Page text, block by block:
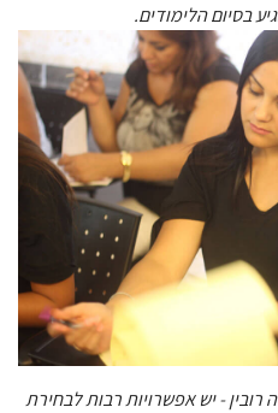
בסיום הלימודים.
רובין - יש אפשרויות רבות לבחירת